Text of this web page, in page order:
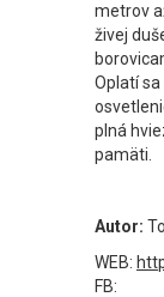
metrov
živej
Oplatí
plná
pamäti.
Autor:
WEB:
FB: